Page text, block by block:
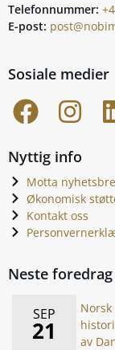
Telefonnummer:
E-post:
Sosiale medier
Nyttig info
Motta
Økonomisk
Kontakt oss
Neste foredrag
SEP
21
av